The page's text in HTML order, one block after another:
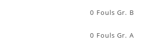
0 Fouls Gr. B
0 Fouls Gr. A